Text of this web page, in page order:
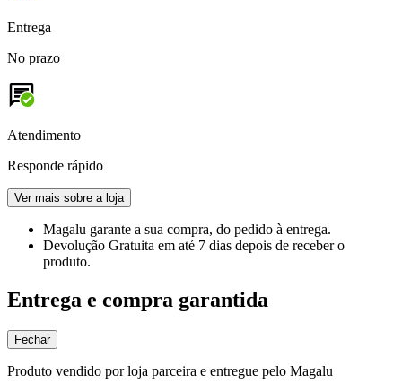
Entrega
No prazo
Atendimento
Responde rápido
Ver mais sobre a loja
Magalu garante a sua compra, do pedido à entrega.
Devolução Gratuita em até 7 dias depois de receber o
produto.
Entrega e compra garantida
Fechar
Produto vendido por loja parceira e entregue pelo Magalu